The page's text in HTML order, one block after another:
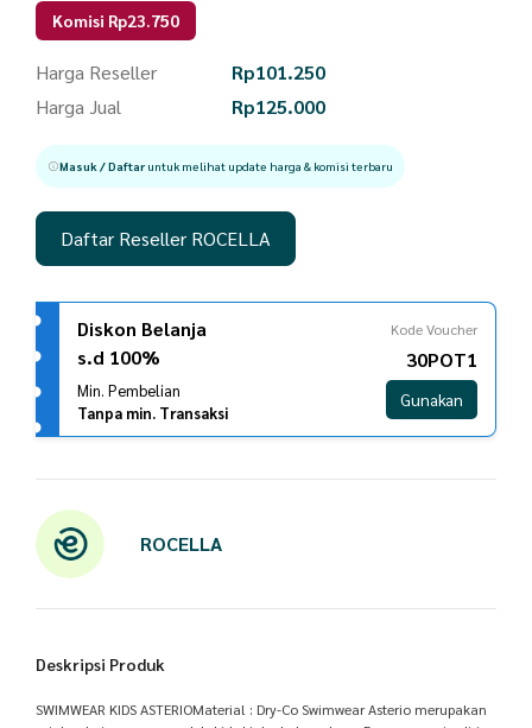
Komisi Rp23.750
Harga Reseller Rp101.250
Harga Jual
Rp125.000
Masuk / Daftaruntuk melihat update harga & komisi terbaru
Daftar Reseller ROCELLA
Diskon Belanja
s.d 100%
Min. Pembelian
Tanpa min. Transaksi
Kode Voucher
30POT1
Gunakan
ROCELLA
Deskripsi Produk
SWIMWEAR KIDS ASTERIOMaterial : Dry-Co Swimwear Asterio merupakan